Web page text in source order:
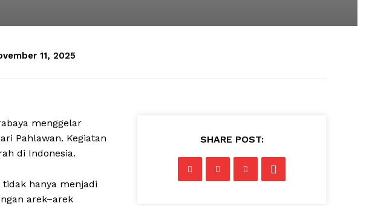
11, 2025
menggelar
Pahlawan. Kegiatan
di Indonesia.
tidak hanya menjadi
arek–arek
SHARE POST: